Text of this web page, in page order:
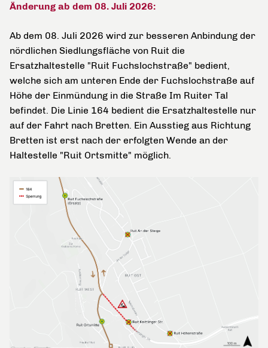
Änderung ab dem 08. Juli 2026:
Ab dem 08. Juli 2026 wird zur besseren Anbindung der
nördlichen Siedlungsfläche von Ruit die
Ersatzhaltestelle "Ruit Fuchslochstraße" bedient,
welche sich am unteren Ende der Fuchslochstraße auf
Höhe der Einmündung in die Straße Im Ruiter Tal
befindet. Die Linie 164 bedient die Ersatzhaltestelle nur
auf der Fahrt nach Bretten. Ein Ausstieg aus Richtung
Bretten ist erst nach der erfolgten Wende an der
Haltestelle "Ruit Ortsmitte" möglich.